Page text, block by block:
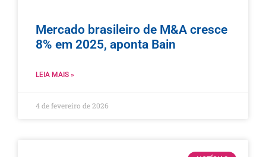
Mercado brasileiro de M&A cresce
8% em 2025, aponta Bain
LEIA MAIS »
4 de fevereiro de 2026